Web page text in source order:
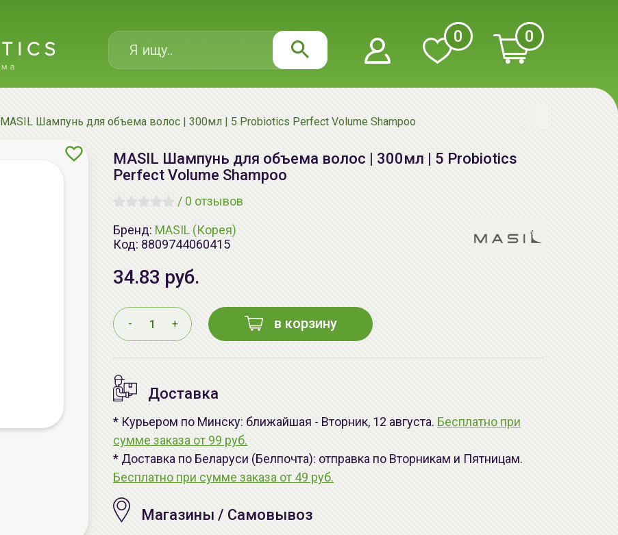
0 0
MASIL Шампунь для объема волос | 300мл | 5 Probiotics Perfect Volume Shampoo
MASIL Шампунь для объема волос | 300мл | 5 Probiotics
Perfect Volume Shampoo
/ 0 отзывов
Бренд: MASIL (Корея)
Код: 8809744060415
34.83 руб.
- + в корзину
Доставка
* Курьером по Минску: ближайшая - Вторник, 12 августа. Бесплатно при
сумме заказа от 99 руб.
* Доставка по Беларуси (Белпочта): отправка по Вторникам и Пятницам.
Бесплатно при сумме заказа от 49 руб.
Магазины / Самовывоз